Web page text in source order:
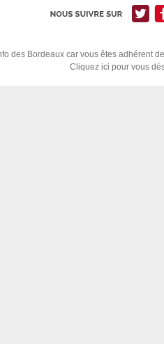
des Bordeaux car vous êtes adhérent
Cliquez ici pour vous